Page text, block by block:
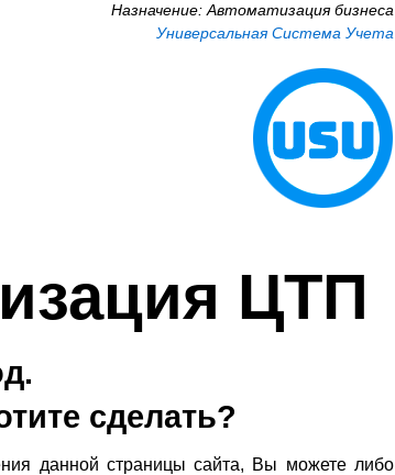
Назначение: Автоматизация бизнеса
Универсальная Система Учета
ЦТП
сделать?
данной страницы сайта, Вы можете либо